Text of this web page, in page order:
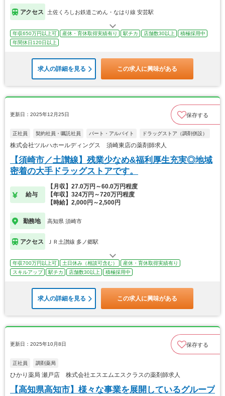
アクセス 土佐くろしお鉄道ごめん・なはり線 安芸駅
年収650万円以上可 産休・育休取得実績有り 駅チカ 店舗数30以上
積極採用中
年間休日120日以上
求人の詳細を見る この求人に興味がある
更新日：2025年12月25日 保存する
正社員 契約社員・嘱託社員 パート・アルバイト ドラッグストア（調剤併設）
株式会社ツルハホールディングス 須崎東店の薬剤師求人
【須崎市／土讃線】残業少なめ&福利厚生充実◎地域
密着の大手ドラッグストアです。
給与
【月収】27.0万円～60.0万円程度
【年収】324万円～720万円程度
【時給】2,000円～2,500円
勤務地 高知県 須崎市
アクセス ＪＲ土讃線 多ノ郷駅
年収700万円以上可 土日休み（相談可含む）
産休・育休取得実績有り
スキルアップ
駅チカ 店舗数30以上 積極採用中
求人の詳細を見る この求人に興味がある
更新日：2025年10月8日 保存する
正社員 調剤薬局
ひかり薬局 瀬戸店 株式会社エスエムエスクラスの薬剤師求人
【高知県高知市】様々な事業を展開しているグループ